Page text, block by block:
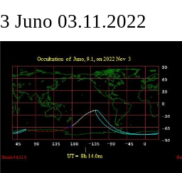
3 Juno 03.11.2022